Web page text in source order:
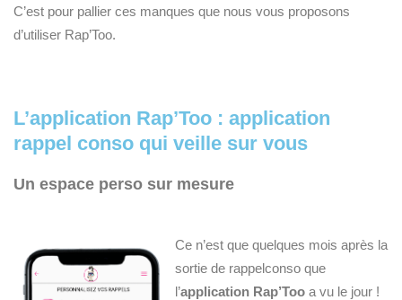
C’est pour pallier ces manques que nous vous proposons
d’utiliser Rap’Too.
L’application Rap’Too : application
rappel conso qui veille sur vous
Un espace perso sur mesure
Ce n’est que quelques mois après la
sortie de rappelconso que
l’application Rap’Too a vu le jour !